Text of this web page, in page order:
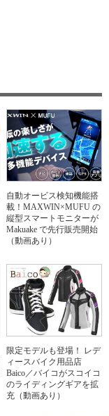
自動オービス検知機能搭
載！MAXWIN×MUFU の
縦型スマートモニターが
Makuake で先行販売開始
（動画あり）
限定モデルも登場！ レデ
ィースバイク用品店
Baico／バイコがスコイコ
のライディングギアを拡
充（動画あり）